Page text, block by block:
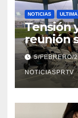
NOTICIAS
Tensión
reunión
Reparto
5/FEBRERO/
NOTICIASPRTV